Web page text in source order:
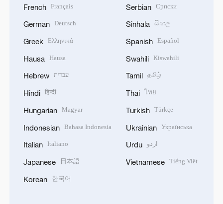
French Français
German Deutsch
Greek Ελληνικά
Hausa Hausa
Hebrew עברית
Hindi हिन्दी
Hungarian Magyar
Indonesian Bahasa Indonesia
Italian Italiano
Japanese 日本語
Korean 한국어
Serbian Српски
Sinhala සිංහල
Spanish Español
Swahili Kiswahili
Tamil தமிழ்
Thai ไทย
Turkish Türkçe
Ukrainian Українська
Urdu اردو
Vietnamese Tiếng Việt